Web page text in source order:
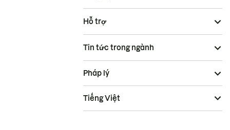
Hỗ trợ
Tin tức trong ngành
Pháp lý
Tiếng Việt